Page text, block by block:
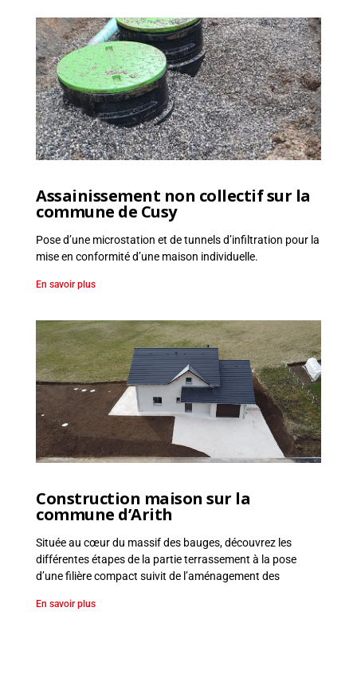
r
a
s
s
e
m
e
n
,
E
n
r
c
e
m
e
n
t
,
R
Assainissement non collectif sur la
commune de Cusy
Pose d’une microstation et de tunnels d’infiltration pour la
mise en conformité d’une maison individuelle.
En savoir plus
Construction maison sur la
commune d’Arith
Située au cœur du massif des bauges, découvrez les
différentes étapes de la partie terrassement à la pose
d’une filière compact suivit de l’aménagement des
En savoir plus